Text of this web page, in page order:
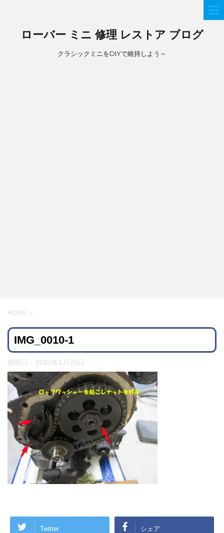
ローバー ミニ 修理 レストア ブログ
クラシックミニをDIYで維持しよう～
HOME >
IMG_0010-1
投稿日： 2021年1月28日
Twitter シェア